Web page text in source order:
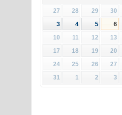
27 28 29 30
3
4 5 6
10
11 12 13
17
18 19 20
24
25 26 27
31
1 2 3